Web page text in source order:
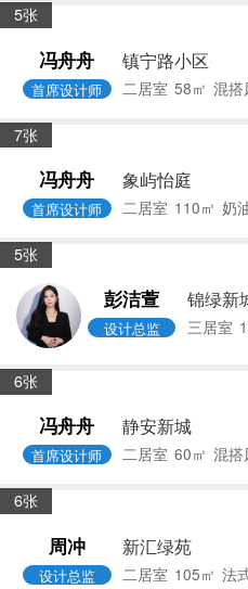
5张
沈银丽
首席设计师
上海滩大宁城
三居室 99㎡ 法式
6张
曹微
设计总监
九歌上郡
三居室
3张
周冲
设计总监
精文苑
5张
冯舟舟
首席设计师
镇宁路小区
二居室 58㎡ 混搭
7张
冯舟舟 象屿怡庭